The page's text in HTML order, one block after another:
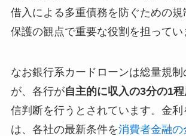
借入による多重債務を防ぐための
保護の観点で重要な役割を担ってい
なお銀行系カードローンは総量規
が、各行が自主的に収入の3分の1
信判断を行うとされています。金利
は、各社の最新条件を消費者金融